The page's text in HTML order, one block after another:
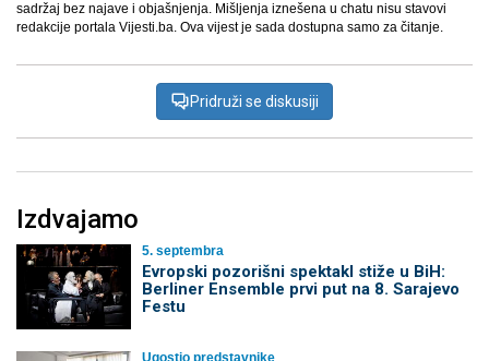
sadržaj bez najave i objašnjenja. Mišljenja iznešena u chatu nisu stavovi
redakcije portala Vijesti.ba. Ova vijest je sada dostupna samo za čitanje.
Pridruži se diskusiji
Izdvajamo
5. septembra
Evropski pozorišni spektakl stiže u BiH:
Berliner Ensemble prvi put na 8. Sarajevo
Festu
Ugostio predstavnike